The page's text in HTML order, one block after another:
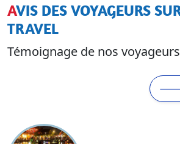
AVIS DES VOYAGEURS SUR ASIATICA
TRAVEL
Témoignage de nos voyageurs